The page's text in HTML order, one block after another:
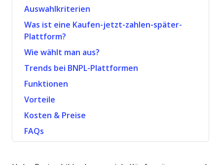
Auswahlkriterien
Was ist eine Kaufen-jetzt-zahlen-später-
Plattform?
Wie wählt man aus?
Trends bei BNPL-Plattformen
Funktionen
Vorteile
Kosten & Preise
FAQs